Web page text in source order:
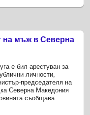
на мъж в Северна
е бил арестуван за
личности,
председателя на
Северна Македония
съобщава
печат".